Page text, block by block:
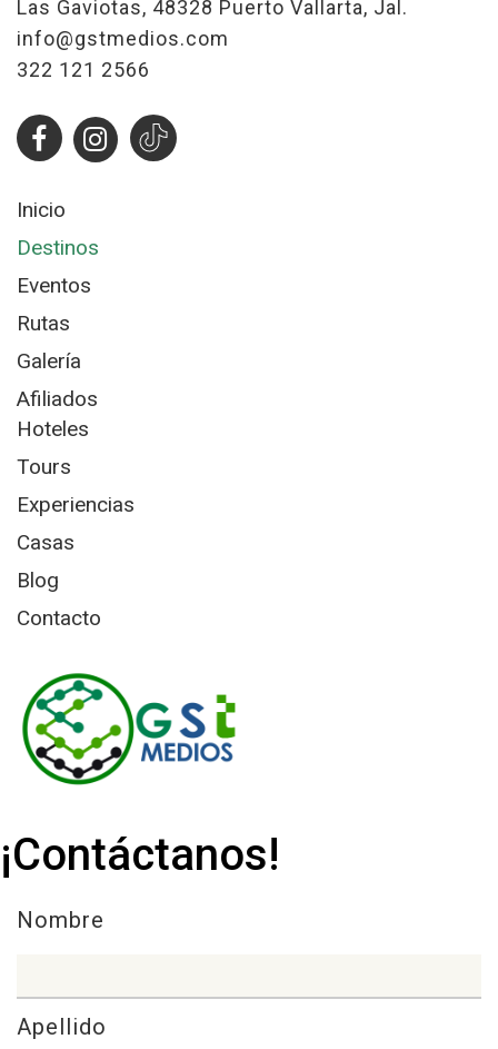
Las Gaviotas, 48328 Puerto Vallarta, Jal.
info@gstmedios.com
322 121 2566
Inicio
Destinos
Eventos
Rutas
Galería
Afiliados
Hoteles
Tours
Experiencias
Casas
Blog
Contacto
¡Contáctanos!
Nombre
Apellido